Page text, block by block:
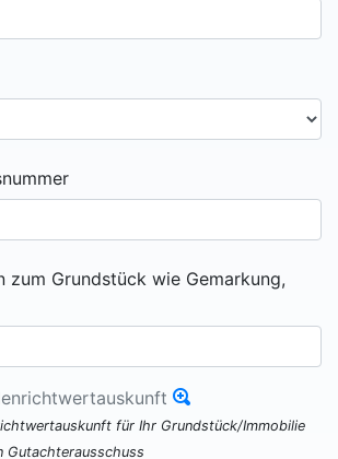
zum Grundstück wie Gemarkung,
für Ihr Grundstück/Immobilie
Gutachterausschuss